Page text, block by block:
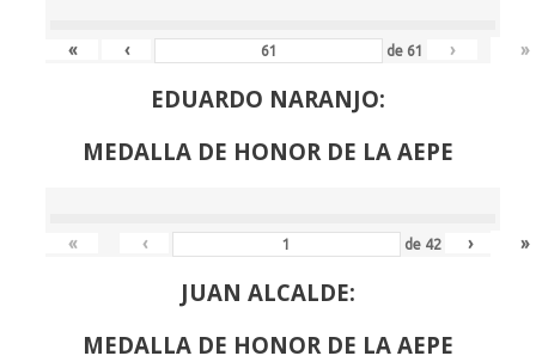
« ‹ de 61 › »
EDUARDO NARANJO:
MEDALLA DE HONOR DE LA AEPE
« ‹ de 42 › »
JUAN ALCALDE:
MEDALLA DE HONOR DE LA AEPE